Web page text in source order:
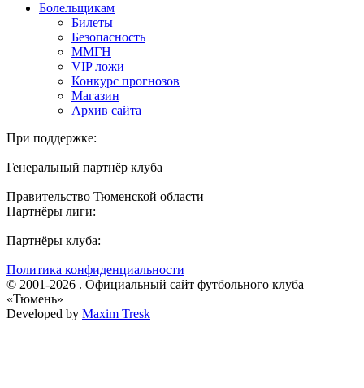
Болельщикам
Билеты
Безопасность
ММГН
VIP ложи
Конкурс прогнозов
Магазин
Архив сайта
При поддержке:
Генеральный партнёр клуба
Правительство Тюменской области
Партнёры лиги:
Партнёры клуба:
Политика конфиденциальности
© 2001-2026 . Официальный сайт футбольного клуба
«Тюмень»
Developed by Maxim Tresk